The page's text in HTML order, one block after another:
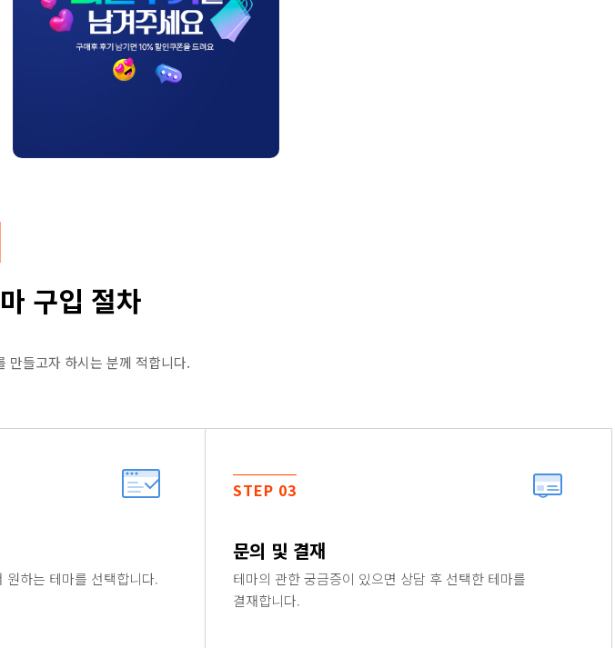
구입 절차
만들고자 하시는 분께 적합니다.
원하는 테마를 선택합니다.
STEP 03
문의 및 결재
테마의 관한 궁금증이 있으면 상담 후 선택한 테마를
결재합니다.